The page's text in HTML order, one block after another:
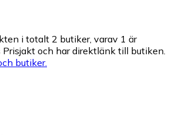
i totalt 2 butiker, varav 1 är
och har direktlänk till butiken.
butiker.